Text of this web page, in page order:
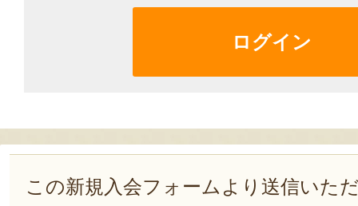
ログイン
この新規入会フォームより送信いた